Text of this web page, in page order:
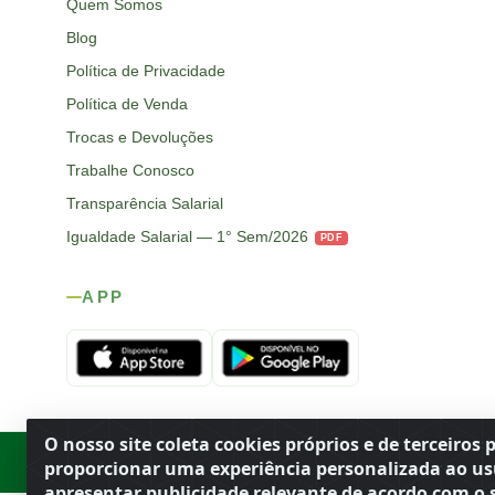
O nosso site coleta cookies próprios e de terceiros
proporcionar uma experiência personalizada ao
Quem Somos
Blog
Política de Privacidade
Política de Venda
Trocas e Devoluções
Trabalhe Conosco
Transparência Salarial
Igualdade Salarial — 1° Sem/2026
PDF
APP
Rod. SP-215, s/n, km 98 — Área Rural Porto Ferreira/ ·